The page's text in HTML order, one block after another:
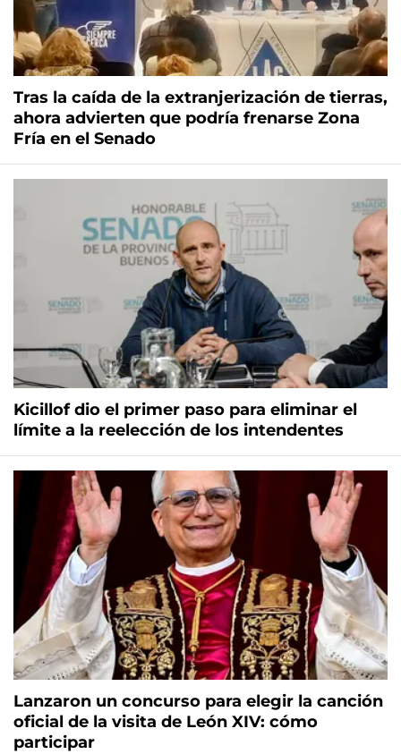
Tras la caída de la extranjerización de tierras,
ahora advierten que podría frenarse Zona
Fría en el Senado
Kicillof dio el primer paso para eliminar el
límite a la reelección de los intendentes
Lanzaron un concurso para elegir la canción
oficial de la visita de León XIV: cómo
participar